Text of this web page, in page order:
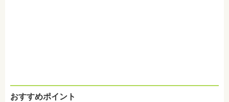
おすすめポイント